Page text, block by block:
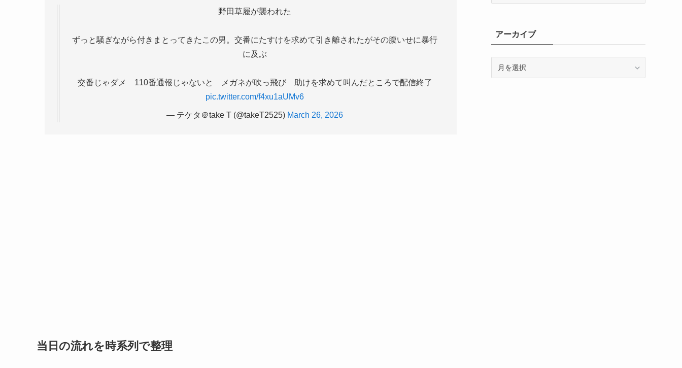
野田草履が襲われた
ずっと騒ぎながら付きまとってきたこの男。交番にたすけを求めて引き離されたがその腹いせに暴行
に及ぶ
交番じゃダメ 110番通報じゃないと メガネが吹っ飛び 助けを求めて叫んだところで配信終了
pic.twitter.com/f4xu1aUMv6
— テケタ＠take T (@takeT2525) March 26, 2026
当日の流れを時系列で整理
ーアーカイブ